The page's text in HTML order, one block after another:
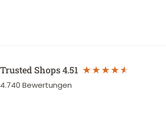
Trusted Shops4.51
4.740 Bewertungen